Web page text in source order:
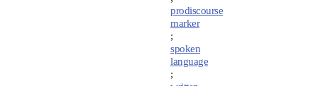
prodiscourse
marker
;
spoken
language
;